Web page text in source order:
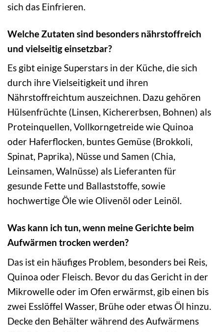
sich das Einfrieren.
Welche Zutaten sind besonders nährstoffreich
und vielseitig einsetzbar?
Es gibt einige Superstars in der Küche, die sich
durch ihre Vielseitigkeit und ihren
Nährstoffreichtum auszeichnen. Dazu gehören
Hülsenfrüchte (Linsen, Kichererbsen, Bohnen) als
Proteinquellen, Vollkorngetreide wie Quinoa
oder Haferflocken, buntes Gemüse (Brokkoli,
Spinat, Paprika), Nüsse und Samen (Chia,
Leinsamen, Walnüsse) als Lieferanten für
gesunde Fette und Ballaststoffe, sowie
hochwertige Öle wie Olivenöl oder Leinöl.
Was kann ich tun, wenn meine Gerichte beim
Aufwärmen trocken werden?
Das ist ein häufiges Problem, besonders bei Reis,
Quinoa oder Fleisch. Bevor du das Gericht in der
Mikrowelle oder im Ofen erwärmst, gib einen bis
zwei Esslöffel Wasser, Brühe oder etwas Öl hinzu.
Decke den Behälter während des Aufwärmens